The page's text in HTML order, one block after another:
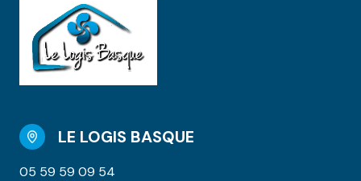
LE LOGIS BASQUE
05 59 59 09 54